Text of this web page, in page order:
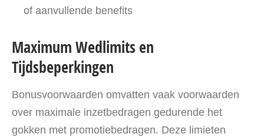
of aanvullende benefits
Maximum Wedlimits en
Tijdsbeperkingen
Bonusvoorwaarden omvatten vaak voorwaarden
over maximale inzetbedragen gedurende het
gokken met promotiebedragen. Deze limieten